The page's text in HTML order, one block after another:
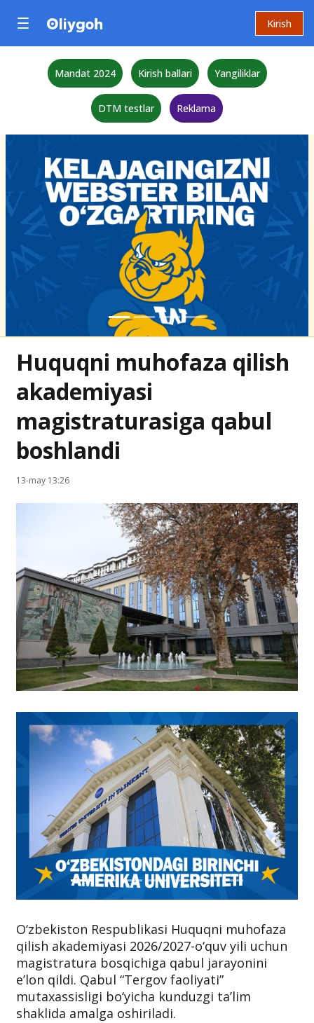
Kirish
Mandat 2024 Kirish ballari Yangiliklar
DTM testlar Reklama
Huquqni muhofaza qilish
akademiyasi
magistraturasiga qabul
boshlandi
13-may 13:26
O‘zbekiston Respublikasi Huquqni muhofaza
qilish akademiyasi 2026/2027-o‘quv yili uchun
magistratura bosqichiga qabul jarayonini
e’lon qildi. Qabul “Tergov faoliyati”
mutaxassisligi bo‘yicha kunduzgi ta’lim
shaklida amalga oshiriladi.